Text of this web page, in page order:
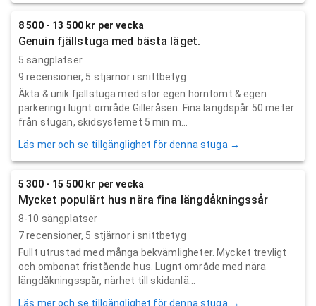
8 500 - 13 500 kr per vecka
Genuin fjällstuga med bästa läget.
5 sängplatser
9 recensioner, 5 stjärnor i snittbetyg
Äkta & unik fjällstuga med stor egen hörntomt & egen
parkering i lugnt område Gilleråsen. Fina längdspår 50 meter
från stugan, skidsystemet 5 min m...
Läs mer och se tillgänglighet för denna stuga →
5 300 - 15 500 kr per vecka
Mycket populärt hus nära fina längdåkningssår
8-10 sängplatser
7recensioner, 5 stjärnor i snittbetyg
Fullt utrustad med många bekvämligheter. Mycket trevligt
och ombonat fristående hus. Lugnt område med nära
längdåkningsspår, närhet till skidanlä...
Läs mer och se tillgänglighet för denna stuga →